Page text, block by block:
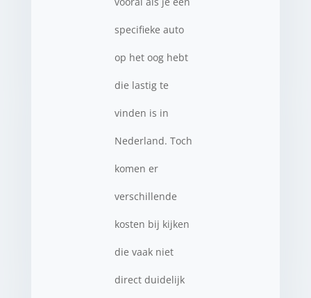
specifieke auto
op het oog hebt
die lastig te
vinden is in
Nederland. Toch
komen er
verschillende
kosten bij kijken
die vaak niet
direct duidelijk